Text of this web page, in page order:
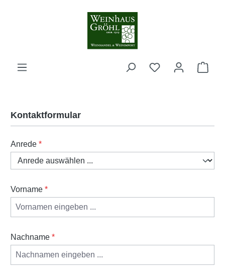
Zum Hauptinhalt springen
Kontaktformular
Anrede *
Vorname *
Nachname *